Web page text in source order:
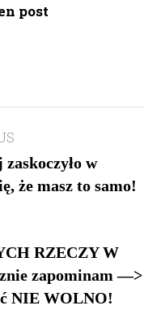
post
w
że masz to samo!
RZECZY W
zapominam —>
NIE WOLNO!